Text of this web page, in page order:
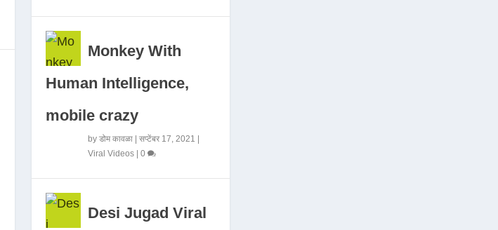
Monkey With
Human Intelligence,
mobile crazy
by डोम कावळा| सप्टेंबर 17, 2021
Viral Videos| 0
Desi Jugad Viral